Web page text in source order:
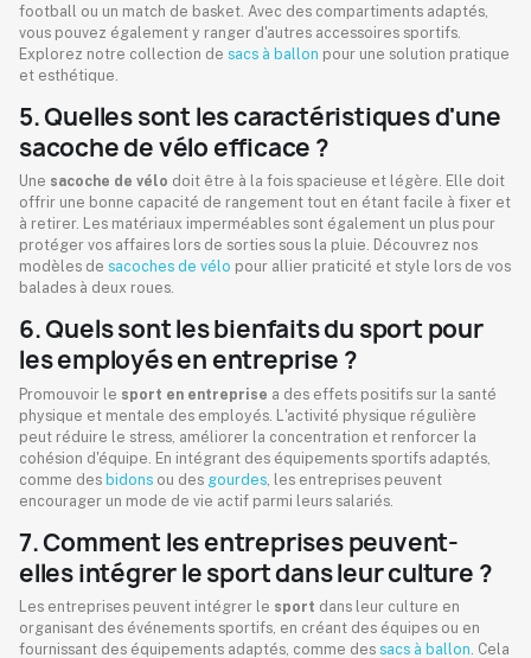
football ou un match de basket. Avec des compartiments adaptés,
vous pouvez également y ranger d'autres accessoires sportifs.
Explorez notre collection de sacs à ballon pour une solution pratique
et esthétique.
5. Quelles sont les caractéristiques d'une
sacoche de vélo efficace ?
Une sacoche de vélo doit être à la fois spacieuse et légère. Elle doit
offrir une bonne capacité de rangement tout en étant facile à fixer et
à retirer. Les matériaux imperméables sont également un plus pour
protéger vos affaires lors de sorties sous la pluie. Découvrez nos
modèles de sacoches de vélo pour allier praticité et style lors de vos
balades à deux roues.
6. Quels sont les bienfaits du sport pour
les employés en entreprise ?
Promouvoir le sport en entreprise a des effets positifs sur la santé
physique et mentale des employés. L'activité physique régulière
peut réduire le stress, améliorer la concentration et renforcer la
cohésion d'équipe. En intégrant des équipements sportifs adaptés,
comme des bidons ou des gourdes , les entreprises peuvent
encourager un mode de vie actif parmi leurs salariés.
7. Comment les entreprises peuvent-
elles intégrer le sport dans leur culture ?
Les entreprises peuvent intégrer le sport dans leur culture en
organisant des événements sportifs, en créant des équipes ou en
fournissant des équipements adaptés, comme des sacs à ballon. Cela